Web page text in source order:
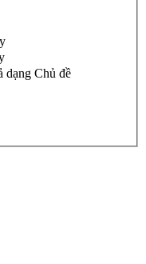
dạng Chủ đề